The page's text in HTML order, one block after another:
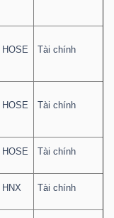
HOSE Tài chính
HOSE Tài chính
HOSE Tài chính
HNX Tài chính